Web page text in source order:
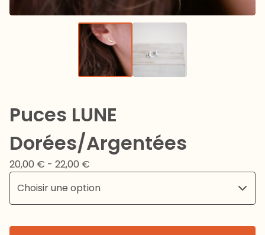
Puces LUNE
Dorées/Argentées
20,00 € - 22,00 €